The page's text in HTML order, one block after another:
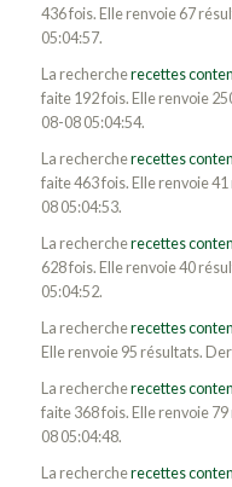
436 fois. Elle renvoie 67
05:04:57.
La rechercherecettes
faite 192 fois. Elle renvoie
08-08 05:04:54.
La rechercherecettes
faite 463 fois. Elle renvoie
08 05:04:53.
La rechercherecettes
628 fois. Elle renvoie 40
05:04:52.
La rechercherecettes
Elle renvoie 95 résultats.
La rechercherecettes
faite 368 fois. Elle renvoie
08 05:04:48.
La rechercherecettes